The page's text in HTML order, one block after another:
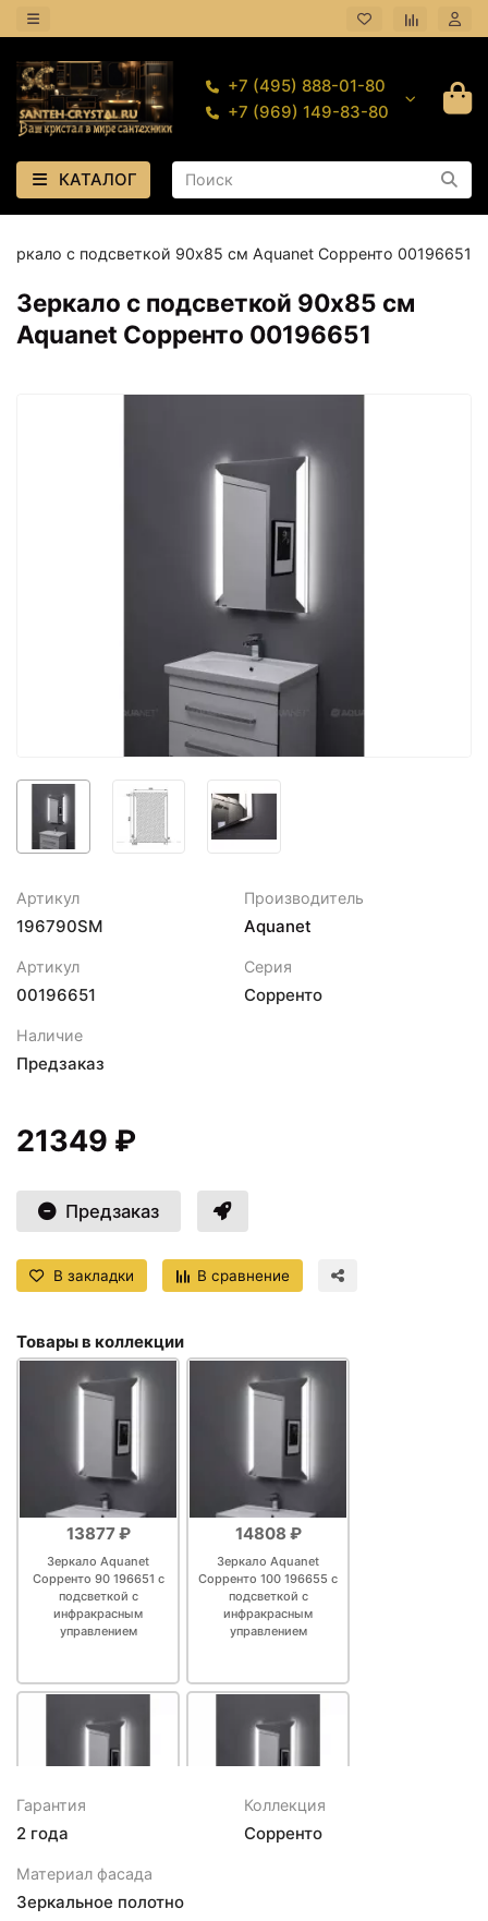
+7 (495) 888-01-80
+7 (969) 149-83-80
КАТАЛОГ
с подсветкой 90х85 см Aquanet Сорренто 00196651
Зеркало с подсветкой 90х85 см
Aquanet Сорренто 00196651
Артикул
196790SM
Производитель
Aquanet
Артикул
00196651
Серия
Сорренто
Наличие
Предзаказ
21349 ₽
Предзаказ
В закладки В сравнение
Товары в коллекции
13877 ₽
Зеркало Aquanet
Сорренто 90 196651 с
подсветкой с
инфракрасным
управлением
14808 ₽
Зеркало Aquanet
Сорренто 100 196655 с
подсветкой с
инфракрасным
управлением
16943 ₽
Зеркало с подсветкой
60х85 см Aquanet
Гарантия
2 года
Коллекция
Сорренто
Материал фасада
Зеркальное полотно